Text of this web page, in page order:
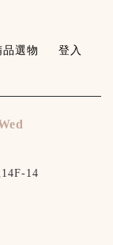
品選物
登入
14